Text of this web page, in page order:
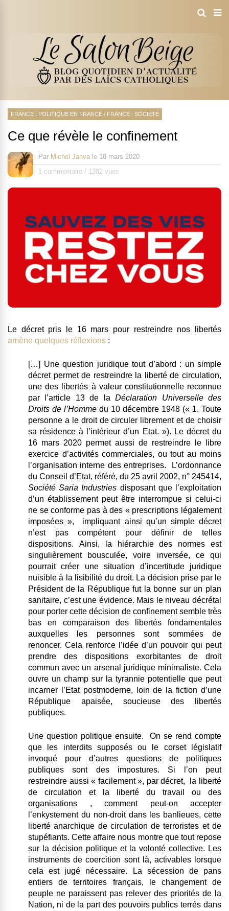
FRANCE : POLITIQUE EN FRANCE / FRANCE : SOCIÉTÉ
Ce que révèle le confinement
Par Michel Janva le 18 mars 2020
1 commentaire / 1382 vues
Le décret pris le 16 mars pour restreindre nos libertés
amène quelques réflexions :
[…] Une question juridique tout d’abord : un simple
décret permet de restreindre la liberté de circulation,
une des libertés à valeur constitutionnelle reconnue
par l’article 13 de laDéclaration Universelle des
Droits de l’Homme du 10 décembre 1948 (« 1. Toute
personne a le droit de circuler librement et de choisir
sa résidence à l’intérieur d’un Etat. »). Le décret du
16 mars 2020 permet aussi de restreindre le libre
exercice d’activités commerciales, ou tout au moins
l’organisation interne des entreprises. L’ordonnance
du Conseil d’Etat, référé, du 25 avril 2002, n° 245414,
Société Saria Industries disposant que l’exploitation
d’un établissement peut être interrompue si celui-ci
ne se conforme pas à des « prescriptions légalement
imposées », impliquant ainsi qu’un simple décret
n’est pas compétent pour définir de telles
dispositions. Ainsi, la hiérarchie des normes est
singulièrement bousculée, voire inversée, ce qui
pourrait créer une situation d’incertitude juridique
nuisible à la lisibilité du droit. La décision prise par le
Président de la République fut la bonne sur un plan
sanitaire, c’est une évidence. Mais le niveau décrétal
pour porter cette décision de confinement semble très
bas en comparaison des libertés fondamentales
auxquelles les personnes sont sommées de
renoncer.Cela renforce l’idée d’un pouvoir qui peut
prendre des dispositions exorbitantes de droit
commun avec un arsenal juridique minimaliste. Cela
ouvre un champ sur la tyrannie potentielle que peut
incarner l’Etat postmoderne, loin de la fiction d’une
République apaisée, soucieuse des libertés
publiques.
Une question politique ensuite. On se rend compte
que les interdits supposés ou le corset législatif
invoqué pour d’autres questions de politiques
publiques sont des impostures. Si l’on peut
restreindre aussi « facilement », par décret, la liberté
de circulation et la liberté du travail ou des
organisations , comment peut-on accepter
l’enkystement du non-droit dans les banlieues, cette
liberté anarchique de circulation de terroristes et de
stupéfiants. Cette affaire nous montre que tout repose
sur la décision politique et la volonté collective. Les
instruments de coercition sont là, activables lorsque
cela est jugé nécessaire. La sécession de pans
entiers de territoires français, le changement de
peuple ne paraissent pas relever des priorités de la
Nation, ni de la part des pouvoirs publics terrés dans